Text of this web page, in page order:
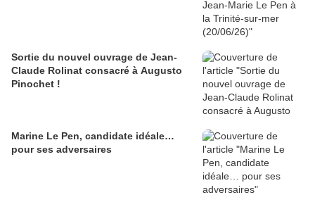
Sortie du nouvel ouvrage de Jean-
Claude Rolinat consacré à Augusto
Pinochet !
Marine Le Pen, candidate idéale…
pour ses adversaires